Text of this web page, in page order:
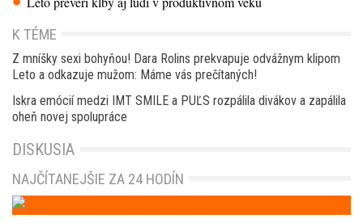
K TÉME
Z mníšky sexi bohyňou! Dara Rolins prekvapuje odvážnym klipom
Leto a odkazuje mužom: Máme vás prečítaných!
Iskra emócií medzi IMT SMILE a PUĽS rozpálila divákov a zapálila
oheň novej spolupráce
DISKUSIA
NAJČÍTANEJŠIE ZA 24 HODÍN